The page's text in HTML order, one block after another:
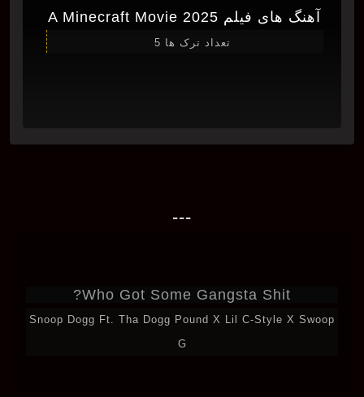
آهنگ های فیلم A Minecraft Movie 2025
تعداد ترک ها 5
---
Who Got Some Gangsta Shit?
Snoop Dogg Ft. Tha Dogg Pound X Lil C-Style X Swoop
G